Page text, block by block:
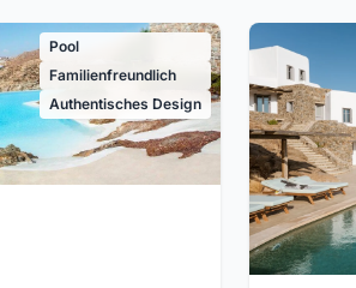
Pool
Familienfreundlich
Authentisches Design